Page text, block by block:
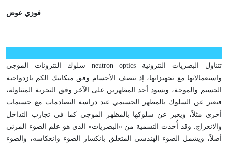
فوزي عوض
تتناول البصريات النترونية neutron optics سلوك النترونات الموجي
واستعمالاتها مع تجهيزاتها، إذ تتصف الأجسام وفق ميكانيك الكم بازدواجية
الجسيم والموجة، ويسود أحد المظهرين على الآخر وفق التجربة المتناولة،
فيعبر عن السلوك بالمظهر الجسيمي عند دراسة التصادمات مع جسيمات
أخرى مثلاً، ويعبر عن سلوكها بالمظهر الموجي كما في تجارب التداخل
والانعراج. وقد أُخذت التسمية من «البصريات» الذي هو علم الضوء المرئي
أصلاً، ويشمل الضوء الهندسي المتعلق بانكسار الضوء وانعكاسه، والضوء